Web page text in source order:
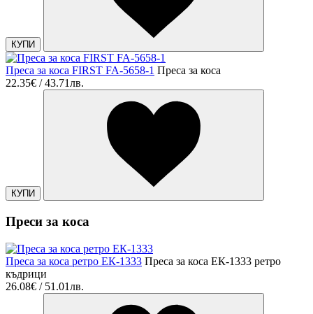
КУПИ
Преса за коса FIRST FA-5658-1 Преса за коса
22.35€ / 43.71лв.
КУПИ
Преси за коса
Преса за коса ретро ЕК-1333 Преса за коса ЕК-1333 ретро
къдрици
26.08€ / 51.01лв.